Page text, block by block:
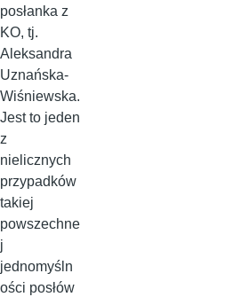
posłanka z
KO, tj.
Aleksandra
Uznańska-
Wiśniewska.
Jest to jeden
z
nielicznych
przypadków
takiej
powszechne
j
jednomyśln
ości posłów